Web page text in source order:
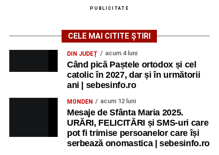
– Proiecție cinematografică:
„Anotimpurile”de Antonio Vivaldi (rating N-15).
MIERCURI, 26 AUGUST 2026
Copiii în armonia orașului
Ora 10.00– Școala din Răhău: activități recreative pentru
– Curtea Școlii „M. Kogălniceanu”: activități
recreative pentru copii.
PUBLICITATE
CELE MAI CITITE ȘTIRI
DIN JUDEȚ acum 4 luni
Când pică Paștele ortodox și cel
catolic în 2027, dar și în următorii
ani | sebesinfo.ro
MONDEN acum 12 luni
Mesaje de Sfânta Maria 2025.
URĂRI, FELICITĂRI și SMS-uri care
pot fi trimise persoanelor care își
serbează onomastica | sebesinfo.ro